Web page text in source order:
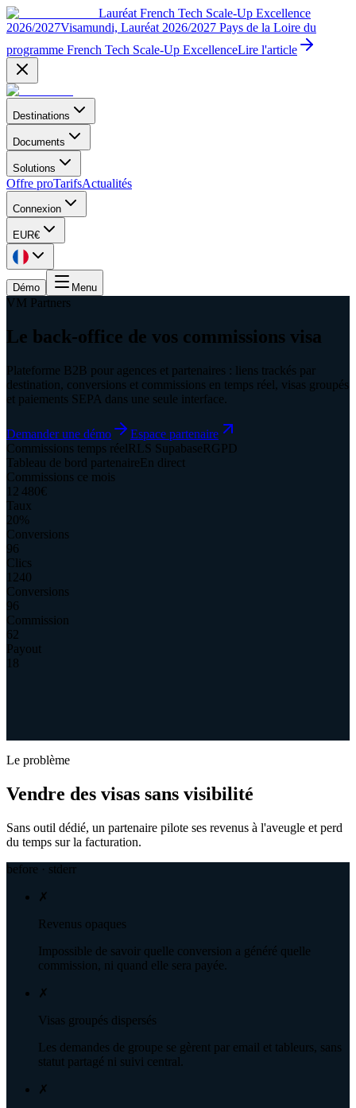
Lauréat French Tech Scale-Up Excellence
2026/2027Visamundi, Lauréat 2026/2027 Pays de la Loire du
programme French Tech Scale-Up ExcellenceLire l'article
Destinations
Documents
Solutions
Offre proTarifsActualités
Connexion
EUR€
Démo Menu
VM Partners
Le back-office de vos commissions visa
Plateforme B2B pour agences et partenaires : liens trackés par
destination, conversions et commissions en temps réel, visas groupés
et paiements SEPA dans une seule interface.
Demander une démo
Espace partenaire
Commissions temps réelRLS SupabaseRGPD
Tableau de bord partenaireEn direct
Commissions ce mois
12 480€
Taux
20%
Conversions
96
Clics
1240
Conversions
96
Commission
62
Payout
18
Le problème
Vendre des visas sans visibilité
Sans outil dédié, un partenaire pilote ses revenus à l'aveugle et perd
du temps sur la facturation.
before · stderr
✗
Revenus opaques
Impossible de savoir quelle conversion a généré quelle
commission, ni quand elle sera payée.
✗
Visas groupés dispersés
Les demandes de groupe se gèrent par email et tableurs, sans
statut partagé ni suivi central.
✗